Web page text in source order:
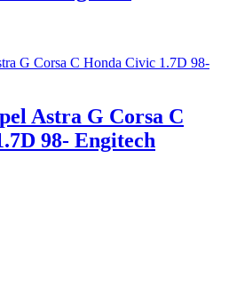
Astra G Corsa C
98- Engitech